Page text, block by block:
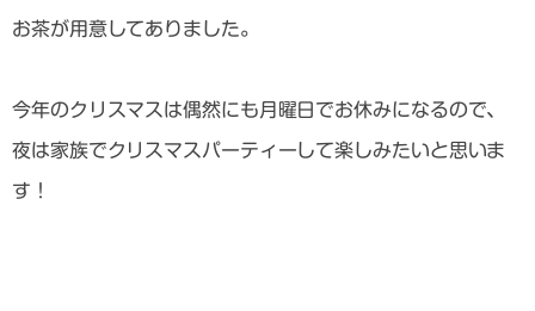
お茶が用意してありました。
今年のクリスマスは偶然にも月曜日でお休みになるので、
夜は家族でクリスマスパーティーして楽しみたいと思いま
す！